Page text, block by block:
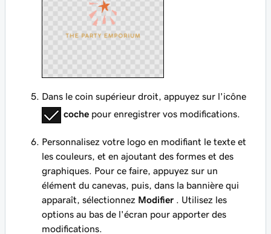
Dans le coin supérieur droit, appuyez sur l'icône
coche pour enregistrer vos modifications.
Personnalisez votre logo en modifiant le texte et
les couleurs, et en ajoutant des formes et des
graphiques. Pour ce faire, appuyez sur un
élément du canevas, puis, dans la bannière qui
apparaît, sélectionnez Modifier . Utilisez les
options au bas de l'écran pour apporter des
modifications.